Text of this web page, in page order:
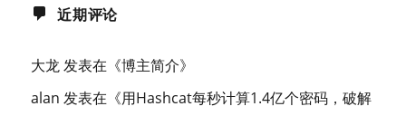
近期评论
大龙发表在《博主简介》
alan 发表在《用Hashcat每秒计算1.4亿个密码，破解